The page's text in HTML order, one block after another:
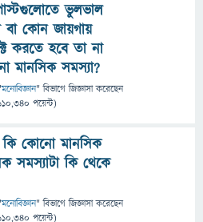
ভুলভাল
বা কোন জায়গায়
করতে হবে তা না
মানসিক সমস্যা?
মনোবিজ্ঞান" বিভাগে জিজ্ঞাসাকরেছেন
পয়েন্ট)
কোনো মানসিক
সমস্যাটা কি থেকে
মনোবিজ্ঞান" বিভাগে জিজ্ঞাসাকরেছেন
পয়েন্ট)